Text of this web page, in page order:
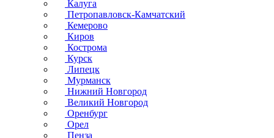
Калуга
Петропавловск-Камчатский
Кемерово
Киров
Кострома
Курск
Липецк
Мурманск
Нижний Новгород
Великий Новгород
Оренбург
Орел
Пенза